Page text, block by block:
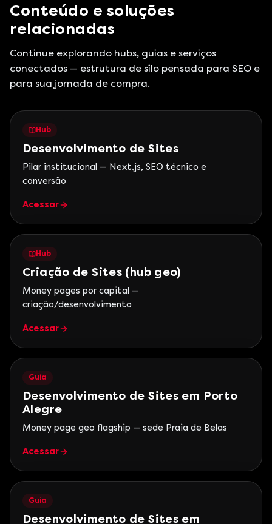
Conteúdo e soluções
relacionadas
Continue explorando hubs, guias e serviços
conectados — estrutura de silo pensada para SEO e
para sua jornada de compra.
Hub
Desenvolvimento de Sites
Pilar institucional — Next.js, SEO técnico e
conversão
Acessar
Hub
Criação de Sites (hub geo)
Money pages por capital —
criação/desenvolvimento
Acessar
Guia
Desenvolvimento de Sites em Porto
Alegre
Money page geo flagship — sede Praia de Belas
Acessar
Guia
Desenvolvimento de Sites em